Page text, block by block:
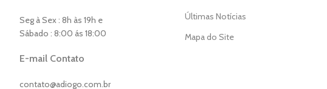
Seg à Sex : 8h às 19h e
Sábado : 8:00 ás 18:00
E-mail Contato
contato@adiogo.com.br
Últimas Notícias
Mapa do Site